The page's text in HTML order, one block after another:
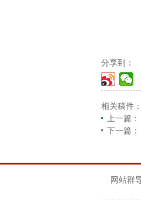
分享到：
相关稿件：
上一篇：
下一篇：
网站群